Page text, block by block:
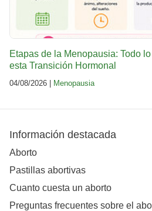
Etapas de la Menopausia: Todo
esta Transición Hormonal
04/08/2026 | Menopausia
Información destacada
Aborto
Pastillas abortivas
Cuanto cuesta un aborto
Preguntas frecuentes sobre el